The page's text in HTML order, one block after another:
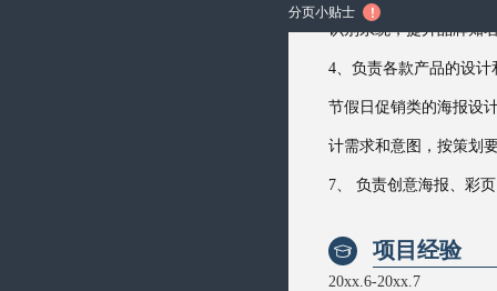
识别系统，提升品牌知
4、负责各款产品的设
节假日促销类的海报设
计需求和意图，按策划
7、 负责创意海报、彩
 项目经验
20xx.6-20xx.7
分页小贴士 